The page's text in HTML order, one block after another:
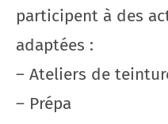
participent à des
adaptées :
– Ateliers de
– Prépa